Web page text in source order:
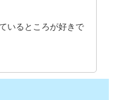
いるところが好きで